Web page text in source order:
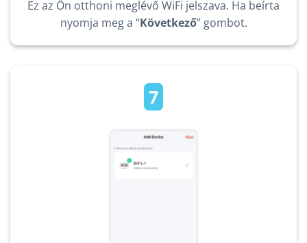
Ez az Ön otthoni meglévő WiFi jelszava. Ha beírta
nyomja meg a “Következő” gombot.
7